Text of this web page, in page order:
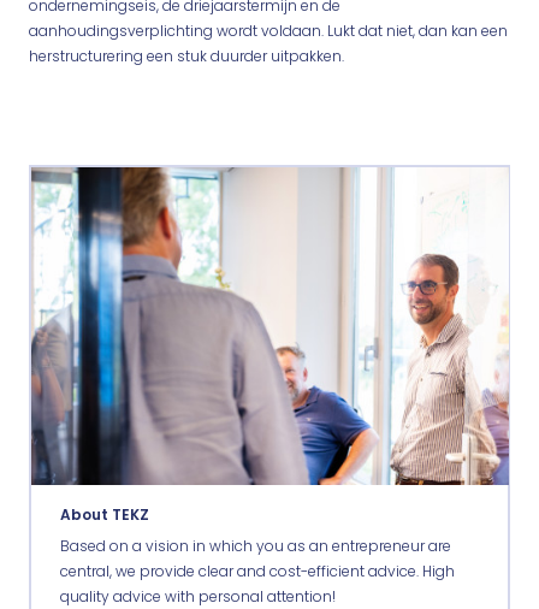
ondernemingseis, de driejaarstermijn en de
aanhoudingsverplichting wordt voldaan. Lukt dat niet, dan kan een
herstructurering een stuk duurder uitpakken.
About TEKZ
Based on a vision in which you as an entrepreneur are
central, we provide clear and cost-efficient advice. High
quality advice with personal attention!